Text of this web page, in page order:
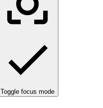
Toggle focus mode